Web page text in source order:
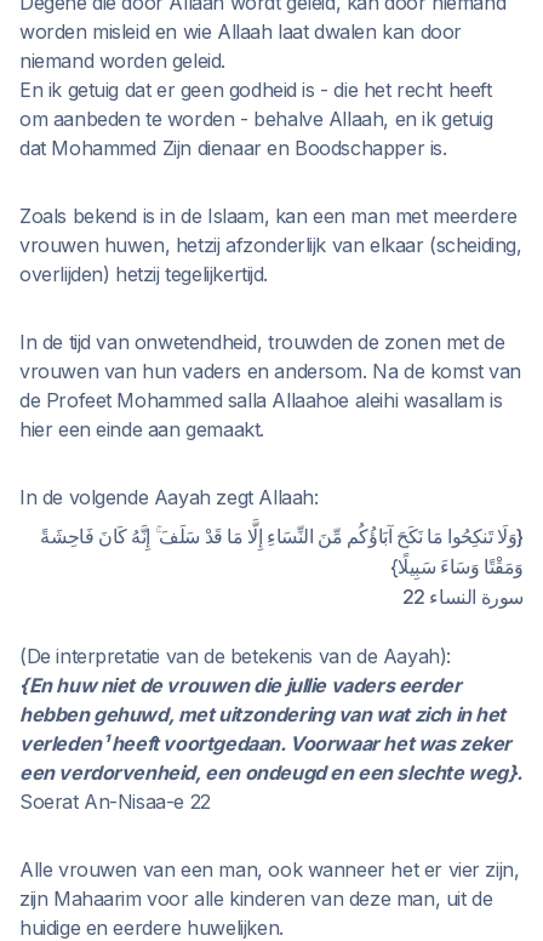
worden misleid en wie Allaah laat dwalen kan door
niemand worden geleid.
En ik getuig dat er geen godheid is - die het recht heeft
om aanbeden te worden - behalve Allaah, en ik getuig
dat Mohammed Zijn dienaar en Boodschapper is.
Zoals bekend is in de Islaam, kan een man met meerdere
vrouwen huwen, hetzij afzonderlijk van elkaar (scheiding,
overlijden) hetzij tegelijkertijd.
In de tijd van onwetendheid, trouwden de zonen met de
vrouwen van hun vaders en andersom. Na de komst van
de Profeet Mohammed salla Allaahoe aleihi wasallam is
hier een einde aan gemaakt.
In de volgende Aayah zegt Allaah:
{وَلَا تَنكِحُوا مَا نَكَحَ آبَاؤُكُم مِّنَ النِّسَاءِ إِلَّا مَا قَدْ سَلَفَ ۚ إِنَّهُ كَانَ فَاحِشَةً
وَمَقْتًا وَسَاءَ سَبِيلًا}
سورة النساء 22
(De interpretatie van de betekenis van de Aayah):
{En huw niet de vrouwen die jullie vaders eerder
hebben gehuwd, met uitzondering van wat zich in het
verleden¹ heeft voortgedaan. Voorwaar het was zeker
een verdorvenheid, een ondeugd en een slechte weg}.
Soerat An-Nisaa-e 22
Alle vrouwen van een man, ook wanneer het er vier zijn,
zijn Mahaarim voor alle kinderen van deze man, uit de
huidige en eerdere huwelijken.